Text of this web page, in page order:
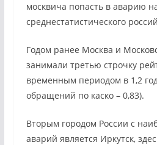
москвича попасть в аварию
среднестатистического
Годом ранее Москва и
занимали третью строчку
временным периодом в 1,2
обращений по каско – 0,83).
Вторым городом России с
аварий является Иркутск,